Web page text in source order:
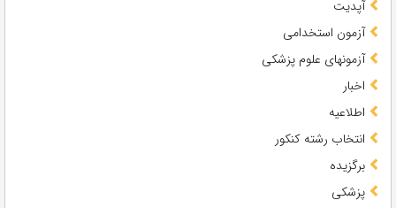
آپدیت
آزمون استخدامی
آزمونهای علوم پزشکی
اخبار
اطلاعیه
انتخاب رشته کنکور
برگزیده
پزشکی